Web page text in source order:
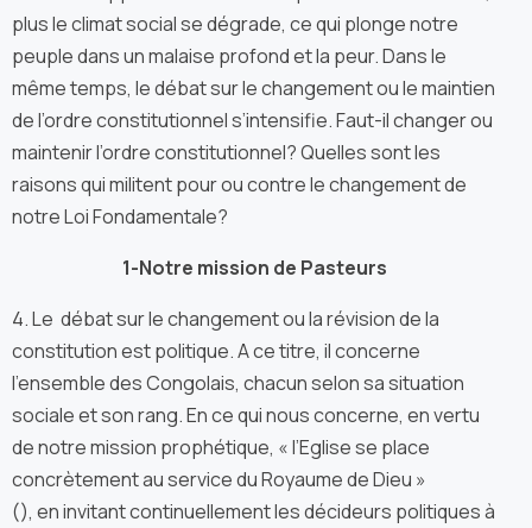
plus le climat social se dégrade, ce qui plonge notre
peuple dans un malaise profond et la peur. Dans le
même temps, le débat sur le changement ou le maintien
de l’ordre constitutionnel s’intensifie. Faut-il changer ou
maintenir l’ordre constitutionnel? Quelles sont les
raisons qui militent pour ou contre le changement de
notre Loi Fondamentale?
1-Notre mission de Pasteurs
4. Le débat sur le changement ou la révision de la
constitution est politique. A ce titre, il concerne
l’ensemble des Congolais, chacun selon sa situation
sociale et son rang. En ce qui nous concerne, en vertu
de notre mission prophétique, « l’Eglise se place
concrètement au service du Royaume de Dieu »
(), en invitant continuellement les décideurs politiques à